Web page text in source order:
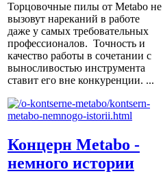
Торцовочные пилы от Metabo не
вызовут нареканий в работе
даже у самых требовательных
профессионалов. Точность и
качество работы в сочетании с
выносливостью инструмента
ставит его вне конкуренции. ...
Концерн Metabo -
немного истории